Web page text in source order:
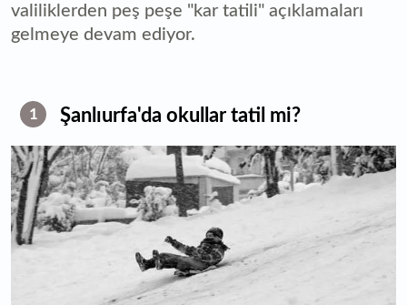
valiliklerden peş peşe "kar tatili" açıklamaları
gelmeye devam ediyor.
1 Şanlıurfa'da okullar tatil mi?